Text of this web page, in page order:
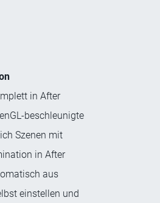
in After
beschleunigte
Szenen mit
in After
aus
einstellen und